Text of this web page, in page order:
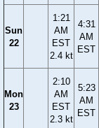
Sun
22
1:21
AM
EST
2.4 kt
4:31
AM
EST
Mon
23
2:10
AM
EST
2.3 kt
5:23
AM
EST